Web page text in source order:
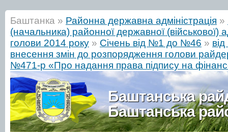
Баштанка » Районна державна адміністрація »
(начальника) районної державної (військової)
голови 2014 року » Січень від №1 до №46 »
внесення змін до розпорядження голови
№471-р «Про надання права підпису на
Баштанська
Баштанська